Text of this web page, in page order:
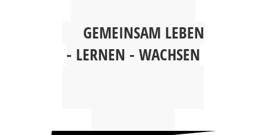
GEMEINSAM LEBEN
- LERNEN - WACHSEN